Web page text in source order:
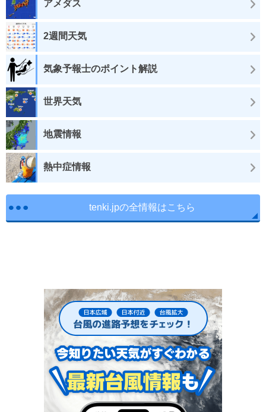
アメダス
2週間天気
気象予報士のポイント解説
世界天気
地震情報
熱中症情報
tenki.jpの全情報はこちら